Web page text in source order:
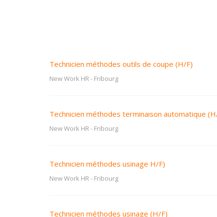
Technicien méthodes outils de coupe (H/F)
New Work HR- Fribourg
Technicien méthodes terminaison automatique
New Work HR- Fribourg
Technicien méthodes usinage H/F)
New Work HR- Fribourg
Technicien méthodes usinage (H/F)